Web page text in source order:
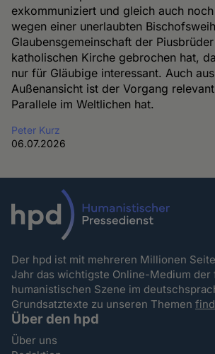
exkommuniziert und gleich auch
wegen einer unerlaubten
Glaubensgemeinschaft der
katholischen Kirche gebrochen hat,
nur für Gläubige interessant. Auch
Außenansicht ist der Vorgang
Parallele im Weltlichen hat.
Peter Kurz
06.07.2026
Der hpd ist mit mehreren Millionen
Jahr das wichtigste Online-Medium
humanistischen Szene im
Grundsatztexte zu unseren Themen
Über den hpd
Über uns